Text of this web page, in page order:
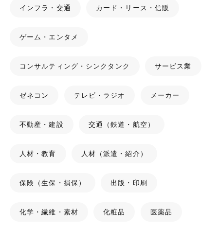
インフラ・交通 カード・リース・信販
ゲーム・エンタメ
コンサルティング・シンクタンク サービス業
ゼネコン テレビ・ラジオ メーカー
不動産・建設 交通（鉄道・航空）
人材・教育 人材（派遣・紹介）
保険（生保・損保） 出版・印刷
化学・繊維・素材 化粧品 医薬品